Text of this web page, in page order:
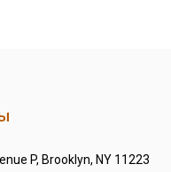
P, Brooklyn, NY 11223